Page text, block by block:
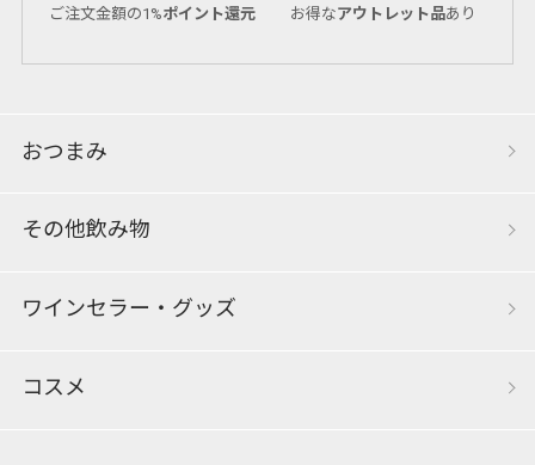
ご注文金額の1%ポイント還元 お得なアウトレット品あり
おつまみ
その他飲み物
ワインセラー・グッズ
コスメ